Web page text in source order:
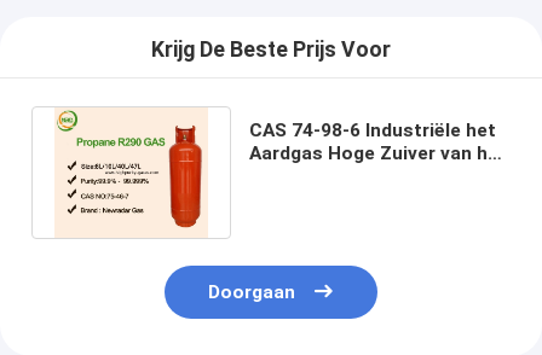
Krijg De Beste Prijs Voor
CAS 74-98-6 Industriële het
Aardgas Hoge Zuiver van het
Doorgaan